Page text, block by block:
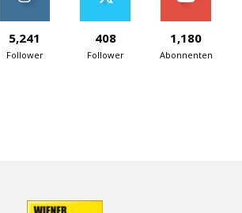
5,241
Follower
408
Follower
1,180
Abonnenten